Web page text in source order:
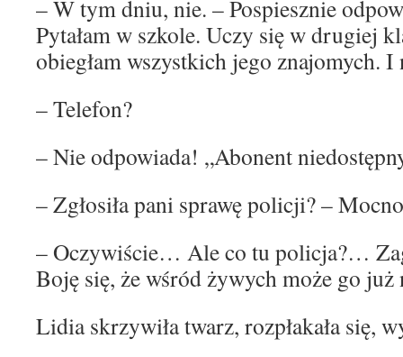
– W tym dniu, nie. – Pospiesznie
Pytałam w szkole. Uczy się w drugiej
obiegłam wszystkich jego znajomych.
– Telefon?
– Nie odpowiada! „Abonent
– Zgłosiła pani sprawę policji? –
– Oczywiście… Ale co tu policja?…
Boję się, że wśród żywych może go
Lidia skrzywiła twarz, rozpłakała się,